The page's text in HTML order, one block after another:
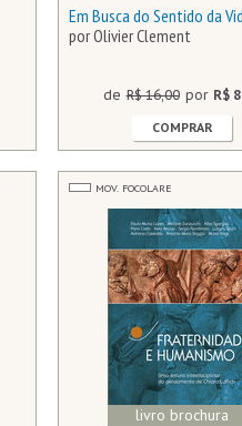
Em Busca do Sentido da
por Olivier Clement
de R$ 16,00 por R$
COMPRAR
MOV. FOCOLARE
livro brochura